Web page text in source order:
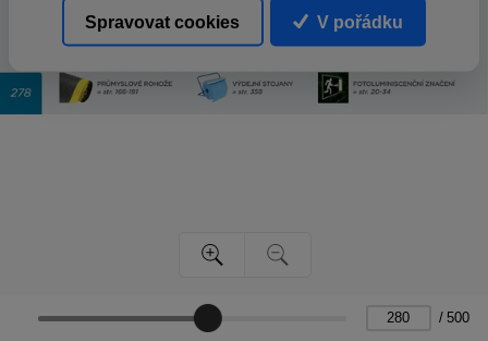
/ 500
Spravovat cookies V pořádku